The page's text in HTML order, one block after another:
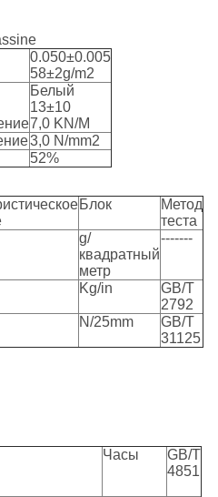
0.050±0.005
58±2g/m2
Белый
13±10
7,0 KN/M
3,0 N/mm2
52%
Блок
Метод
теста
g/
квадратный
метр
-------
Kg/in
GB/T
2792
N/25mm
GB/T
31125
Часы
GB/T
4851